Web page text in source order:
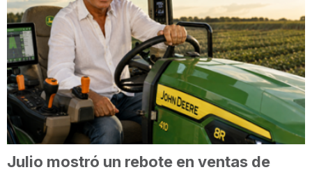
Julio mostró un rebote en ventas de